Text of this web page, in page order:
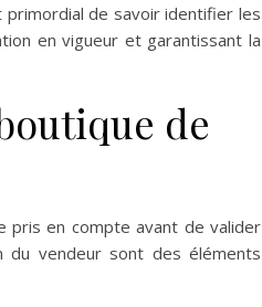
primordial de savoir identifier les
en vigueur et garantissant la
de
pris en compte avant de valider
du vendeur sont des éléments